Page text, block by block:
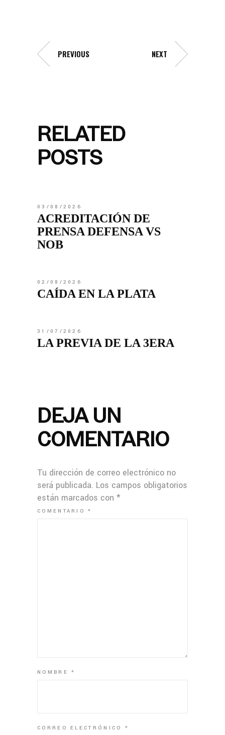
PREVIOUS NEXT
RELATED
POSTS
03/08/2026
ACREDITACIÓN DE
PRENSA DEFENSA VS
NOB
02/08/2026
CAÍDA EN LA PLATA
31/07/2026
LA PREVIA DE LA 3ERA
DEJA UN
COMENTARIO
Tu dirección de correo electrónico no
será publicada. Los campos obligatorios
están marcados con *
COMENTARIO*
NOMBRE*
CORREO ELECTRÓNICO *